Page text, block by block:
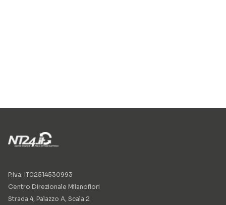
P.Iva: IT02514530993
Centro Direzionale Milanofiori
Strada 4, Palazzo A, Scala 2